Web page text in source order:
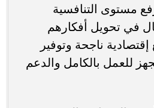
مستوى التنافسية
في تحويل أفكارهم
ناجحة وتوفير
للعمل بالكامل والدعم